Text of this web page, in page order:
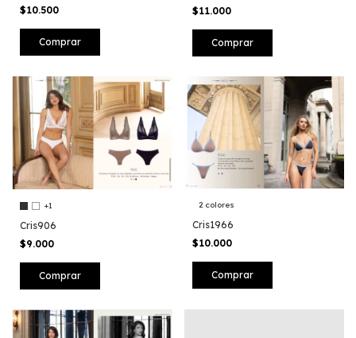
$10.500
Comprar
$11.000
Comprar
+1
Cris906
$9.000
Comprar
2 colores
Cris1966
$10.000
Comprar